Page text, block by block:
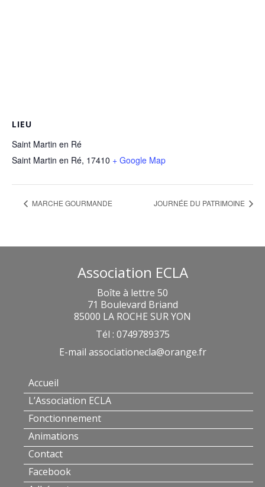
LIEU
Saint Martin en Ré
Saint Martin en Ré, 17410 + Google Map
MARCHE GOURMANDE JOURNÉE DU PATRIMOINE
Association ECLA
Boîte à lettre 50
71 Boulevard Briand
85000 LA ROCHE SUR YON
Tél : 0749789375
E-mail associationecla@orange.fr
Accueil
L’Association ECLA
Fonctionnement
Animations
Contact
Facebook